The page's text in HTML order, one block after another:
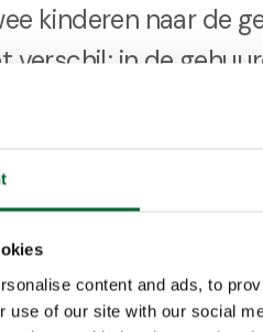
content and ads, to
use of our site with our social
kinderen naar de
verschil; in de
strooisel is sneller
van zijn nieuwe
meer dan 100
super; zowel van